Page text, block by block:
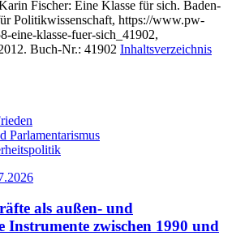
Fischer: Eine Klasse für sich. Baden-
Politikwissenschaft, https://www.pw-
eine-klasse-fuer-sich_41902,
Buch-Nr.: 41902 Inhaltsverzeichnis
Parlamentarismus
als außen- und
Instrumente zwischen 1990 und